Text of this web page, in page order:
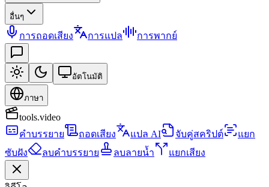
อื่นๆ
การถอดเสียง การแปล การพากย์
อัตโนมัติ
ภาษา
tools.video
คำบรรยาย
ถอดเสียง แปล AI จับคู่สคริปต์
แยก
ซับฝัง
ลบคำบรรยาย ลบลายน้ำ แยกเสียง